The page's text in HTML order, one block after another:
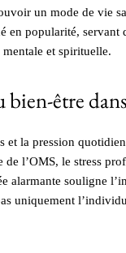
un mode de vie
en popularité,
et spirituelle.
bien-être
et la pression
de l’OMS, le stress
alarmante souligne
uniquement